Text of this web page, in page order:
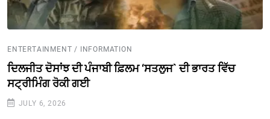
ENTERTAINMENT / INFORMATION
ਦਿਲਜੀਤ ਦੋਸਾਂਝ ਦੀ ਪੰਜਾਬੀ ਫ਼ਿਲਮ ‘ਸਤਲੁਜ` ਦੀ ਭਾਰਤ ਵਿੱਚ
ਸਟ੍ਰੀਮਿੰਗ ਰੋਕੀ ਗਈ
JULY 6, 2026